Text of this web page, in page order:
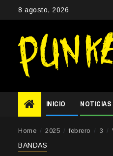
8 agosto, 2026
INICIO NOTICIAS
Home 2025 febrero 3
BANDAS